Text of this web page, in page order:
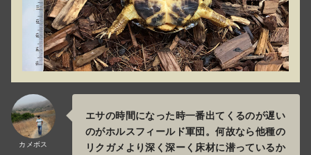
カメボス
エサの時間になった時一番出てくるのが遅い
のがホルスフィールド軍団。何故なら他種の
リクガメより深く深ーく床材に潜っているか